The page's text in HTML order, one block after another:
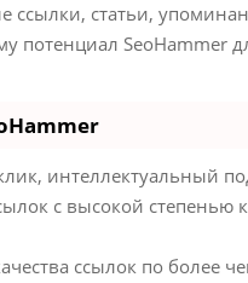
ссылки, статьи,
потенциал SeoHammer
интеллектуальный
с высокой степенью
ссылок по более